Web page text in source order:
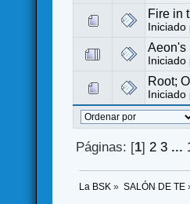
Fire in
Iniciado
Aeon's
Root;
Páginas: [1] 2 3 ...
La BSK » SALÓN DE TE